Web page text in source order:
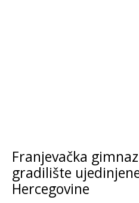
Franjevačka
gradilište
Hercegovine